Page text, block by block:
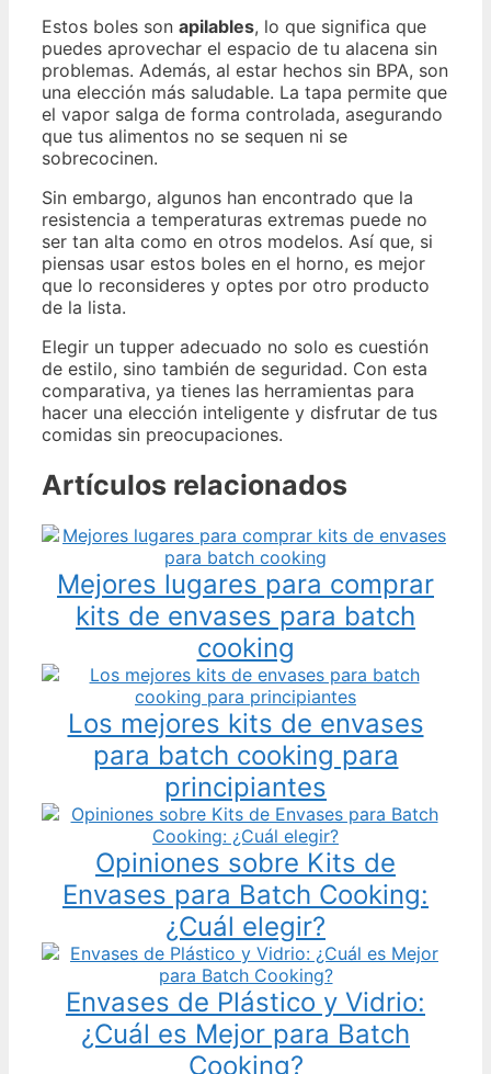
Estos boles son apilables, lo que significa que
puedes aprovechar el espacio de tu alacena sin
problemas. Además, al estar hechos sin BPA, son
una elección más saludable. La tapa permite que
el vapor salga de forma controlada, asegurando
que tus alimentos no se sequen ni se
sobrecocinen.
Sin embargo, algunos han encontrado que la
resistencia a temperaturas extremas puede no
ser tan alta como en otros modelos. Así que, si
piensas usar estos boles en el horno, es mejor
que lo reconsideres y optes por otro producto
de la lista.
Elegir un tupper adecuado no solo es cuestión
de estilo, sino también de seguridad. Con esta
comparativa, ya tienes las herramientas para
hacer una elección inteligente y disfrutar de tus
comidas sin preocupaciones.
Artículos relacionados
Mejores lugares para comprar
kits de envases para batch
cooking
Los mejores kits de envases
para batch cooking para
principiantes
Opiniones sobre Kits de
Envases para Batch Cooking:
¿Cuál elegir?
Envases de Plástico y Vidrio:
¿Cuál es Mejor para Batch
Cooking?